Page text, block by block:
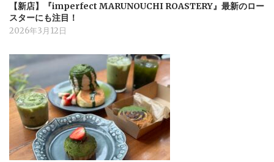
【新店】『imperfect MARUNOUCHI ROASTERY』最新のロー
スターにも注目！
2026年3月12日